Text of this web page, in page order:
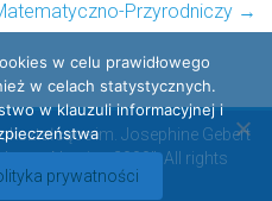
Przyrodniczy →
im. Josephine Gebert
Nowina 2000". All rights
w celu prawidłowego
w celach statystycznych.
w klauzuli informacyjnej i
prywatności